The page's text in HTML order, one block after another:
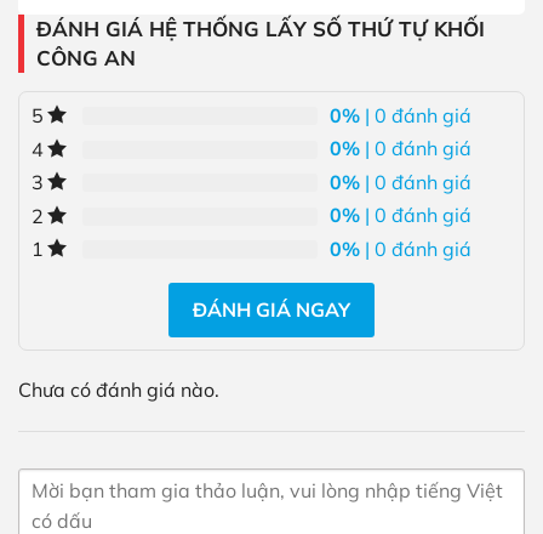
ĐÁNH GIÁ HỆ THỐNG LẤY SỐ THỨ TỰ KHỐI
CÔNG AN
5 0% | 0 đánh giá
4
0% | 0 đánh giá
3
0% | 0 đánh giá
2
0% | 0 đánh giá
1
0% | 0 đánh giá
ĐÁNH GIÁ NGAY
Chưa có đánh giá nào.